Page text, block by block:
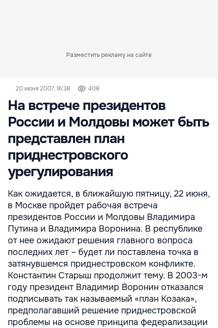
Разместить рекламу на сайте
20 июня 2007, 16:38 408
На встрече президентов
России и Молдовы может быть
представлен план
приднестровского
урегулирования
Как ожидается, в ближайшую пятницу, 22 июня,
в Москве пройдет рабочая встреча
президентов России и Молдовы Владимира
Путина и Владимира Воронина. В республике
от нее ожидают решения главного вопроса
последних лет – будет ли поставлена точка в
затянувшемся приднестровском конфликте.
Константин Старыш продолжит тему. В 2003-м
году президент Владимир Воронин отказался
подписывать так называемый «план Козака»,
предполагавший решение приднестровской
проблемы на основе принципа федерализации